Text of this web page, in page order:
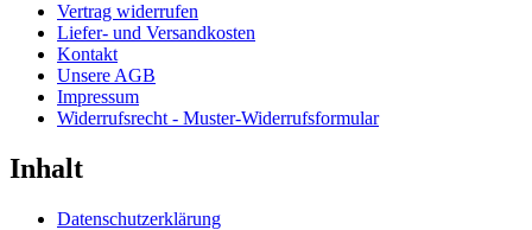
Vertrag widerrufen
Liefer- und Versandkosten
Kontakt
Unsere AGB
Impressum
Widerrufsrecht - Muster-Widerrufsformular
Inhalt
Datenschutzerklärung